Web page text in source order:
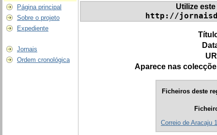
Página principal
Sobre o projeto
Expediente
Jornais
Ordem cronológica
Utilize
http://
Aparece nas
Ficheiros deste
Correio de Aracaju